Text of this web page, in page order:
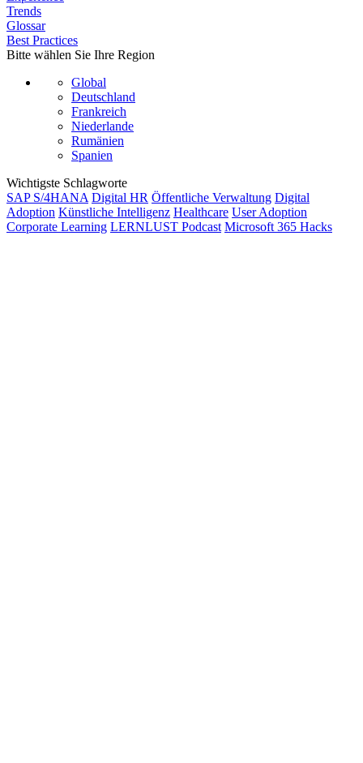
Trends
Glossar
Best Practices
Bitte wählen Sie Ihre Region
Global
Deutschland
Frankreich
Niederlande
Rumänien
Spanien
Wichtigste Schlagworte
SAP S/4HANA Digital HR Öffentliche Verwaltung Digital
Adoption Künstliche Intelligenz Healthcare User Adoption
Corporate Learning LERNLUST Podcast Microsoft 365 Hacks